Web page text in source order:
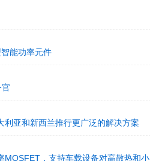
能功率元件
亚和新西兰推行更广泛的解决方案
MOSFET，支持车载设备对高散热和小